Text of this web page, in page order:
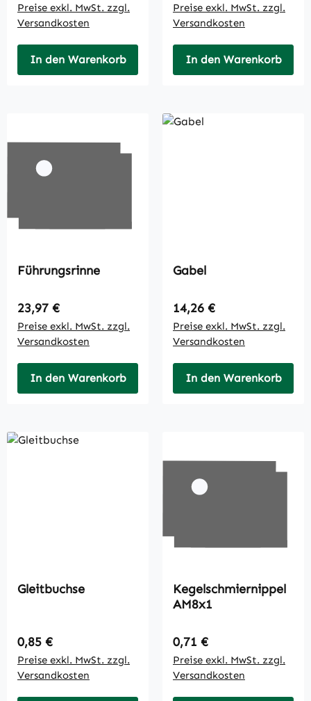
Preise exkl. MwSt. zzgl.
Versandkosten
In den Warenkorb
Preise exkl. MwSt. zzgl.
Versandkosten
In den Warenkorb
Führungsrinne
Regulärer Preis:
23,97 €
Preise exkl. MwSt. zzgl.
Versandkosten
In den Warenkorb
Gabel
Regulärer Preis:
14,26 €
Preise exkl. MwSt. zzgl.
Versandkosten
In den Warenkorb
Gleitbuchse
Regulärer Preis:
0,85 €
Preise exkl. MwSt. zzgl.
Versandkosten
Kegelschmiernippel
AM8x1
Regulärer Preis:
0,71 €
Preise exkl. MwSt. zzgl.
Versandkosten